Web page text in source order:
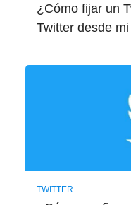
¿Cómo fijar un
Twitter desde
TWITTER